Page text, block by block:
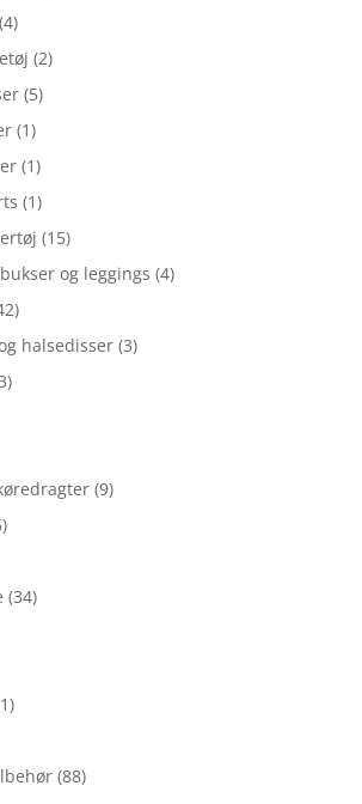
(4)
(2)
(5)
(1)
(1)
(1)
(15)
og leggings (4)
halsedisser (3)
(9)
(34)
(88)